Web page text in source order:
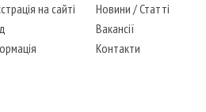
на сайті
Новини /Статті
Вакансії
Контакти